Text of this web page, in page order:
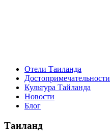
Отели Таиланда
Достопримечательности
Культура Тайланда
Новости
Блог
Таиланд